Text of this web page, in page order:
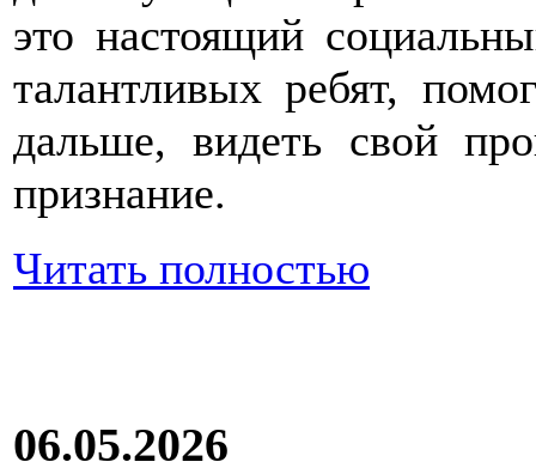
это настоящий
талантливых ребят,
дальше, видеть свой
признание.
Читать полностью
06.05.2026